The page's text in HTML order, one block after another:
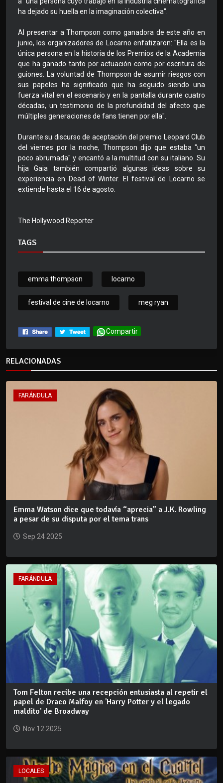
ha dejado su huella en la imaginación colectiva".
Al presentar a Thompson como ganadora de este año en
junio, los organizadores de Locarno enfatizaron: "Ella es la
única persona en la historia de los Premios de la Academia
que ha ganado tanto por actuación como por escritura de
guiones. La voluntad de Thompson de asumir riesgos con
sus papeles ha significado que ha seguido siendo una
fuerza vital en el escenario y en la pantalla durante cuatro
décadas, un testimonio de la profundidad del afecto que
múltiples generaciones de fans tienen por ella".
Durante su discurso de aceptación del premio Leopard Club
del viernes por la noche, Thompson dijo que estaba "un
poco abrumada" y encantó a la multitud con su italiano. Su
hija Gaia también compartió algunas ideas sobre su
experiencia en Dead of Winter. El festival de Locarno se
extiende hasta el 16 de agosto.
The Hollywood Reporter
TAGS
emma thompson locarno
festival de cine de locarno meg ryan
Compartir
RELACIONADAS
FARÁNDULA
Emma Watson dice que todavía “aprecia” a J.K. Rowling
a pesar de su disputa por el tema trans
Sep 24 2025
FARÁNDULA
Tom Felton recibe una recepción entusiasta al repetir el
papel de Draco Malfoy en 'Harry Potter y el legado
maldito' de Broadway
Nov 12 2025
LOCALES